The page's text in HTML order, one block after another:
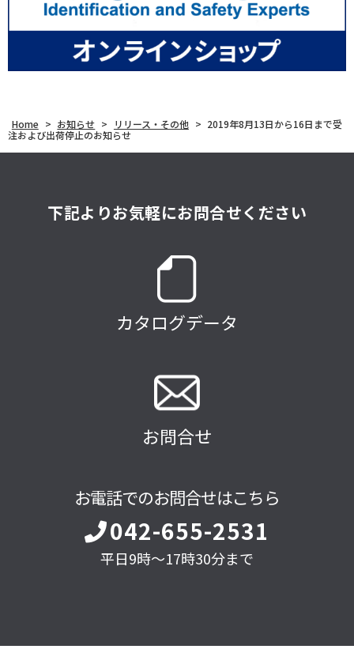
Home > お知らせ > リリース・その他 > 2019年8月13日から16日まで受
注および出荷停止のお知らせ
下記よりお気軽にお問合せください
カタログデータ
お問合せ
お電話でのお問合せはこちら
042-655-2531
平日9時～17時30分まで